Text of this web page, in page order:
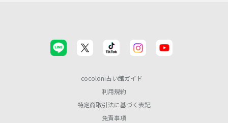
cocoloni占い館ガイド
利用規約
特定商取引法に基づく表記
免責事項